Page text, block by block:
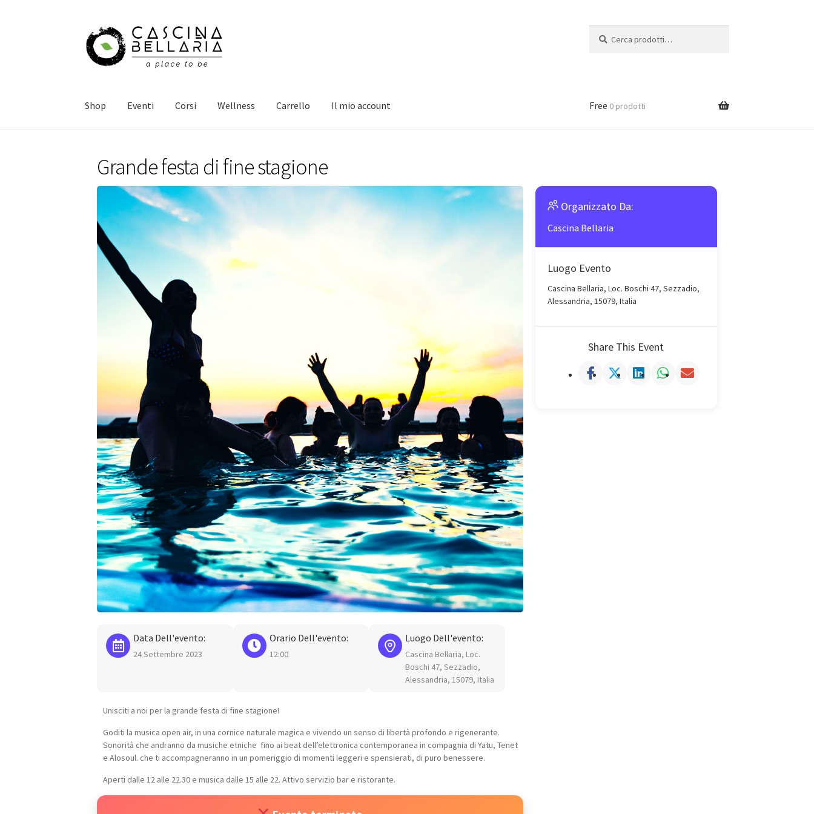
Vai
alla
navigazione
Vai
al
contenuto
Shop Eventi Corsi Wellness Carrello Il mio account Free 0 prodotti
Grande festa di fine stagione
Data Dell'evento:
24 Settembre 2023
Orario Dell'evento:
12:00
Luogo Dell'evento:
Cascina Bellaria, Loc.
Boschi 47, Sezzadio,
Alessandria, 15079, Italia
Unisciti a noi per la grande festa di fine stagione!
Goditi la musica open air, in una cornice naturale magica e vivendo un senso di libertà profondo e rigenerante.
Sonorità che andranno da musiche etniche fino ai beat dell’elettronica contemporanea in compagnia di Yatu, Tenet
e Alosoul. che ti accompagneranno in un pomeriggio di momenti leggeri e spensierati, di puro benessere.
Aperti dalle 12 alle 22.30 e musica dalle 15 alle 22. Attivo servizio bar e ristorante.
Organizzato Da:
Cascina Bellaria
Luogo Evento
Cascina Bellaria, Loc. Boschi 47, Sezzadio,
Alessandria, 15079, Italia
Share This Event